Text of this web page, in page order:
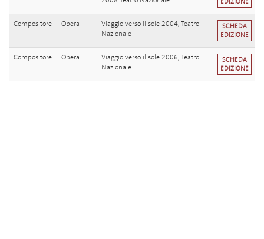
Compositore Opera
Viaggio verso il sole 2004, Teatro
Nazionale
SCHEDA
EDIZIONE
Compositore Opera
Viaggio verso il sole 2006, Teatro
Nazionale
SCHEDA
EDIZIONE